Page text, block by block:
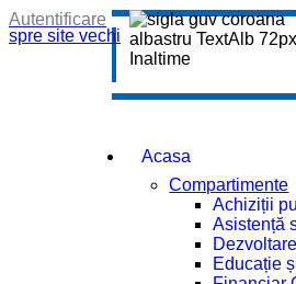
spre site vechi
Autentificare
Acasa
Compartimente
Achiziții
Asistență
Educație